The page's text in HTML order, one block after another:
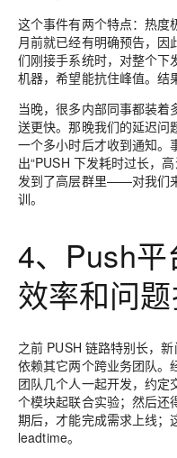
这个事件有两个特点：热
月前就已经有明确预告，
们刚接手系统时，对整个下
机器，希望能抗住峰值。结
当晚，很多内部同事都装
送更快。那晚我们的延迟问
一个多小时后才收到通知。
出“PUSH 下发耗时过长，
发到了高层群里——对我们
训。
4、Push
效率和问
之前 PUSH 链路特别长，
依赖其它两个跨业务团队。
团队几个人一起开发，约定
个模块起联合实验；然后还
期后，才能完成需求上线；
leadtime。